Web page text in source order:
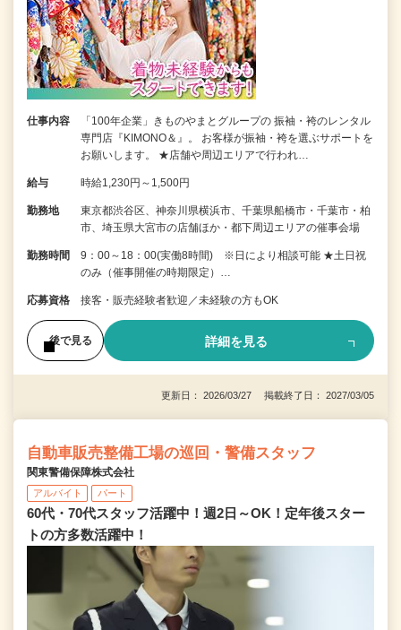
仕事内容
「100年企業」きものやまとグループの 振袖・袴のレンタル
専門店『KIMONO＆』。 お客様が振袖・袴を選ぶサポートを
お願いします。 ★店舗や周辺エリアで行われ…
給与 時給1,230円～1,500円
勤務地
東京都渋谷区、神奈川県横浜市、千葉県船橋市・千葉市・柏
市、埼玉県大宮市の店舗ほか・都下周辺エリアの催事会場
勤務時間
9：00～18：00(実働8時間) ※日により相談可能 ★土日祝
のみ（催事開催の時期限定）…
応募資格 接客・販売経験者歓迎／未経験の方もOK
後で見る 詳細を見る
更新日： 2026/03/27 掲載終了日： 2027/03/05
自動車販売整備工場の巡回・警備スタッフ
関東警備保障株式会社
アルバイト パート
60代・70代スタッフ活躍中！週2日～OK！定年後スター
トの方多数活躍中！